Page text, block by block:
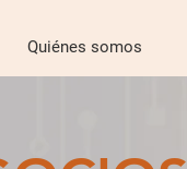
Quiénes somos